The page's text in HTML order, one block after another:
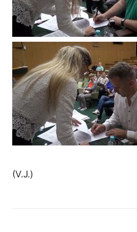
(V.J.)